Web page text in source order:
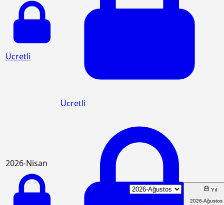
Ücretli
Ücretli
2026-Nisan
Yıl
2026-Ağustos